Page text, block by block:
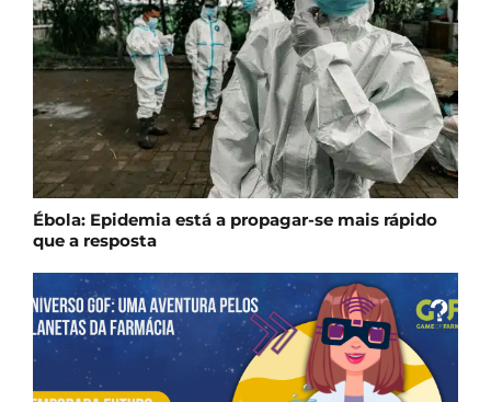
Ébola: Epidemia está a propagar-se mais rápido
que a resposta